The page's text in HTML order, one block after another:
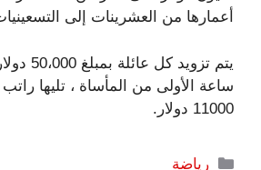
أعمارها من العشرينات إلى
ساعة الأولى من المأساة ، تليها
11000 دولار.
التصنيفات
رياضة